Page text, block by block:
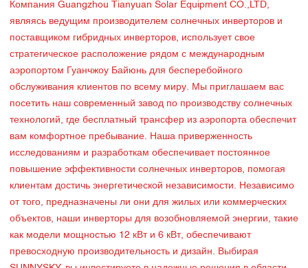
Компания Guangzhou Tianyuan Solar Equipment CO.,LTD,
являясь ведущим производителем солнечных инверторов и
поставщиком гибридных инверторов, использует свое
стратегическое расположение рядом с международным
аэропортом Гуанчжоу Байюнь для бесперебойного
обслуживания клиентов по всему миру. Мы приглашаем вас
посетить наш современный завод по производству солнечных
технологий, где бесплатный трансфер из аэропорта обеспечит
вам комфортное пребывание. Наша приверженность
исследованиям и разработкам обеспечивает постоянное
повышение эффективности солнечных инверторов, помогая
клиентам достичь энергетической независимости. Независимо
от того, предназначены ли они для жилых или коммерческих
объектов, наши инверторы для возобновляемой энергии, такие
как модели мощностью 12 кВт и 6 кВт, обеспечивают
превосходную производительность и дизайн. Выбирая